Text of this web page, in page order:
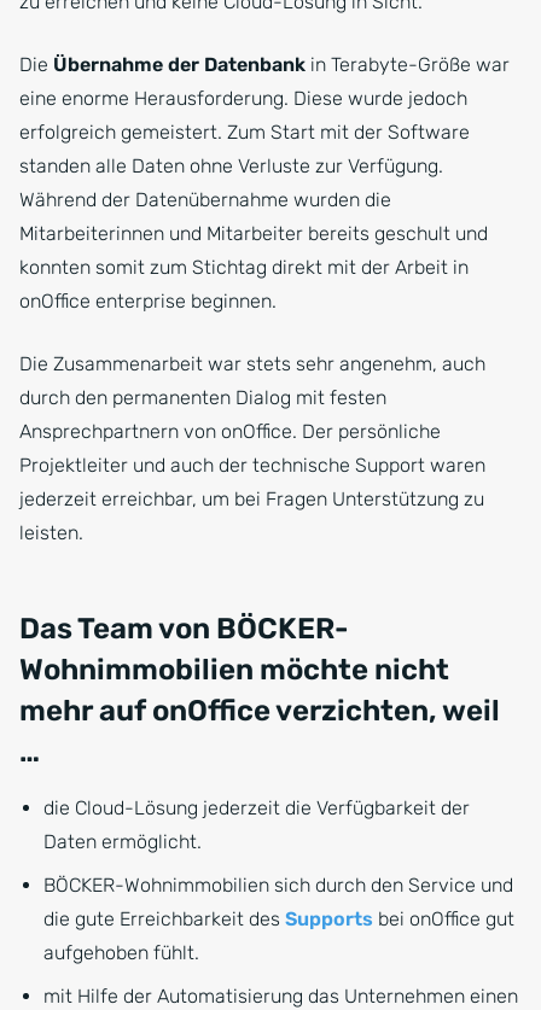
Die Übernahme der Datenbank in Terabyte-Größe war
eine enorme Herausforderung. Diese wurde jedoch
erfolgreich gemeistert. Zum Start mit der Software
standen alle Daten ohne Verluste zur Verfügung.
Während der Datenübernahme wurden die
Mitarbeiterinnen und Mitarbeiter bereits geschult und
konnten somit zum Stichtag direkt mit der Arbeit in
onOffice enterprise beginnen.
Die Zusammenarbeit war stets sehr angenehm, auch
durch den permanenten Dialog mit festen
Ansprechpartnern von onOffice. Der persönliche
Projektleiter und auch der technische Support waren
jederzeit erreichbar, um bei Fragen Unterstützung zu
leisten.
Das Team von BÖCKER-
Wohnimmobilien möchte nicht
mehr auf onOffice verzichten, weil
…
die Cloud-Lösung jederzeit die Verfügbarkeit der
Daten ermöglicht.
BÖCKER-Wohnimmobilien sich durch den Service und
die gute Erreichbarkeit des Supports bei onOffice gut
aufgehoben fühlt.
mit Hilfe der Automatisierung das Unternehmen einen